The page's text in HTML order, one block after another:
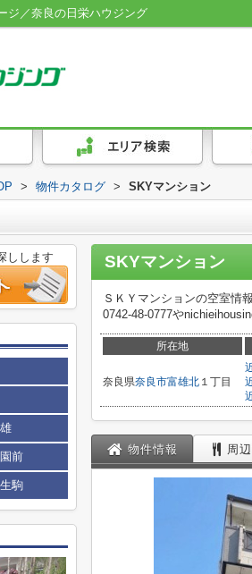
ジ／奈良の日栄ハウジング
> 物件カタログ > SKYマンション
SKYマンション
ＳＫＹマンションの空室情
0742-48-0777や
所在地
奈良県奈良市富雄北 １丁目
物件情報 周
しします
前
駒